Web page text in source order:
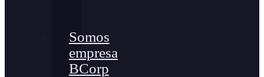
Somos
empresa
BCorp